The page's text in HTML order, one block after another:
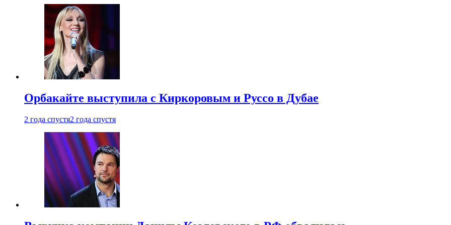
Орбакайте выступила с Киркоровым и Руссо в Дубае
2 года спустя2 года спустя